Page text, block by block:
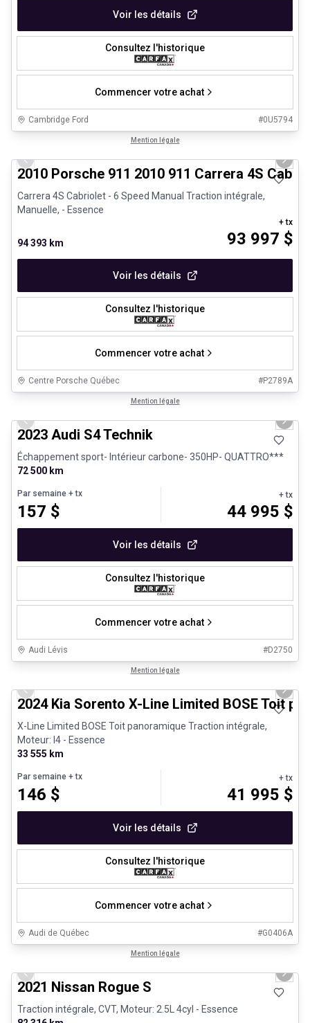
Voir les détails
Consultez l'historique
Commencer votre achat
Cambridge Ford #0U5794
Mention légale
Previous slide Next
2010 Porsche 911 2010 911 Carrera 4S
Carrera 4S Cabriolet - 6 Speed Manual Traction intégrale,
Manuelle, - Essence
94 393 km 93 997 $
+ tx
Voir les détails
Consultez l'historique
Commencer votre achat
Centre Porsche Québec #P2789A
Mention légale
Véhicules d'occasion certifiés
Previous slide Next
2023 Audi S4 Technik
Échappement sport- Intérieur carbone- 350HP- QUATTRO***
72 500 km
Par semaine + tx
157 $
+ tx
44 995 $
Voir les détails
Consultez l'historique
Commencer votre achat
Audi Lévis #D2750
Mention légale
Previous slide Next
2024 Kia Sorento X-Line Limited BOSE Toit
X-Line Limited BOSE Toit panoramique Traction intégrale,
Moteur: I4 - Essence
33 555 km
Par semaine + tx
146 $
+ tx
41 995 $
Voir les détails
Consultez l'historique
Commencer votre achat
Audi de Québec #G0406A
Mention légale
Véhicules d'occasion certifiés
Previous slide Next
2021 Nissan Rogue S
Traction intégrale, CVT, Moteur: 2.5L 4cyl - Essence